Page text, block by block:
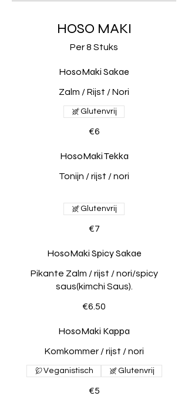
HOSO MAKI
Per 8 Stuks
HosoMaki Sakae
Zalm / Rijst / Nori
€6
Glutenvrij
HosoMaki Tekka
Tonijn / rijst / nori
€7
Glutenvrij
HosoMaki Spicy Sakae
Pikante Zalm / rijst / nori/spicy
saus(kimchi Saus).
€6.50
HosoMaki Kappa
Komkommer / rijst / nori
€5
Veganistisch Glutenvrij